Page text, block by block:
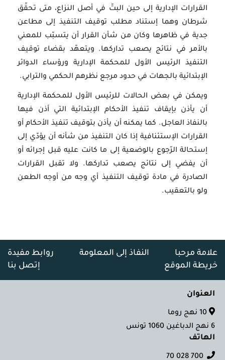
القرارات الإدارية إلى حين البتّ في أصل النزاع، متى تحقّق
شرطان وهما إستناد مطلب توقيف التنفيذ إلى مطاعن
جدية في ظاهرها وكان من شأن القرار أن يتسبّب للمعني
بالأمر في نتائج يصعب تداركها. ويتعهّد بقضاء توقيف
التنفيذ الرئيس الأول للمحكمة الإدارية ورؤساء الدوائر
الإبتدائية بالجهات في حدود مرجع نظرهم الحكمي والترابي.
ويمكن في بعض الحالات للرئيس الأول للمحكمة الإدارية
أن يأذن بإيقاف تنفيذ الأحكام الإبتدائية التي أذن فيها
بالنفاذ العاجل. كما يمكنه أن يأذن بتوقيف تنفيذ الأحكام أو
القرارات الإستئنافية إذا كان التنفيذ من شأنه أن يؤدّي إلى
إستحالة الرّجوع بالوضعية إلى ما كانت عليه قبل إجرائه أو
أن يفضي إلى نتائج يصعب تداركها. ولا تقبل القرارات
الصادرة في مادة توقيف التنفيذ أي وجه من أوجه الطعن
ولو بالتعقيب.
علامة مرحبا النفاذ إلى المعلومة
روابط مفيدة
خريطة الموقع
إتصل بنا
العنوان
6 نهج الدباغين 1060 تونس
الهاتف
700 028 70